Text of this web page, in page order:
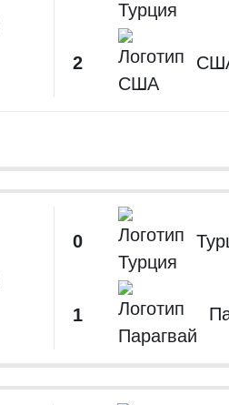
кубок ФИФА 2024
Отбор ЧЕ-2024
Испания.
Лига
Лига Европы
Турция.
Турция.
2
0
1